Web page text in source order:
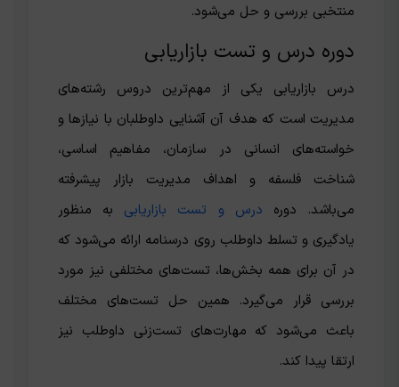
منتخبی بررسی و حل می‌شود.
دوره درس و تست بازاریابی
درس بازاریابی یکی از مهم‌ترین دروس رشته‌های
مدیریت است که هدف آن آشنایی داوطلبان با نیازها و
خواسته‌های انسانی در سازمان، مفاهیم اساسی،
شناخت فلسفه و اهداف مدیریت بازار پیشرفته
می‌باشد. دوره درس و تست بازاریابی به منظور
یادگیری و تسلط داوطلب روی درسنامه ارائه می‌شود که
در آن برای همه بخش‌ها، تست‌های مختلفی نیز مورد
بررسی قرار می‌گیرد. همین حل تست‌های مختلف
باعث می‌شود که مهارت‌های تست‌زنی داوطلب نیز
ارتقا پیدا کند.